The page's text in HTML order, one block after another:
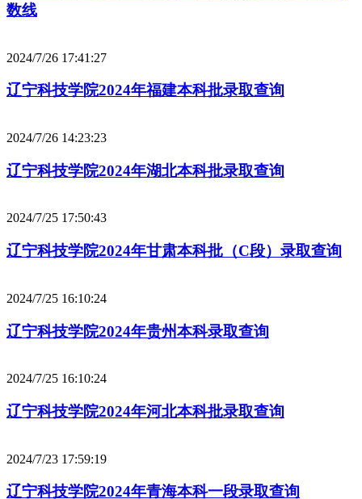
数线
2024/7/26 17:41:27
辽宁科技学院2024年福建本科批录取查询
2024/7/26 14:23:23
辽宁科技学院2024年湖北本科批录取查询
2024/7/25 17:50:43
辽宁科技学院2024年甘肃本科批（C段）录取查询
2024/7/25 16:10:24
辽宁科技学院2024年贵州本科录取查询
2024/7/25 16:10:24
辽宁科技学院2024年河北本科批录取查询
2024/7/23 17:59:19
辽宁科技学院2024年青海本科一段录取查询